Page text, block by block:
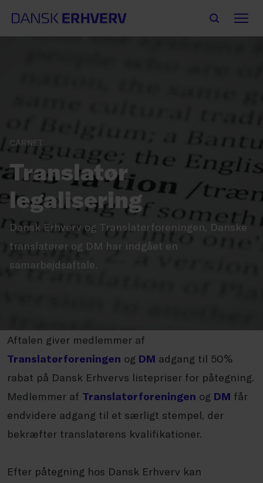
CARNET
Translatør
legalisering
Dansk Erhverv og Translatørforeningen, Danske
translatører og DM har indgået en
samarbejdsaftale.
Aftalen giver medlemmer af
Translatørforeningen og DM adgang til 50%
rabat på Dansk Erhvervs listepriser for påtegning.
Medlemmer af Translatørforeningen og DM får
endvidere adgang til et særligt stempel, der
bekræfter translatørens kvalifikationer.
Efter påtegning hos Dansk Erhverv kan